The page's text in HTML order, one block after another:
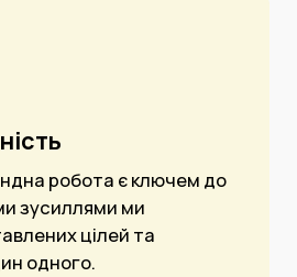
робота є ключем до
зусиллями ми
цілей та
одного.